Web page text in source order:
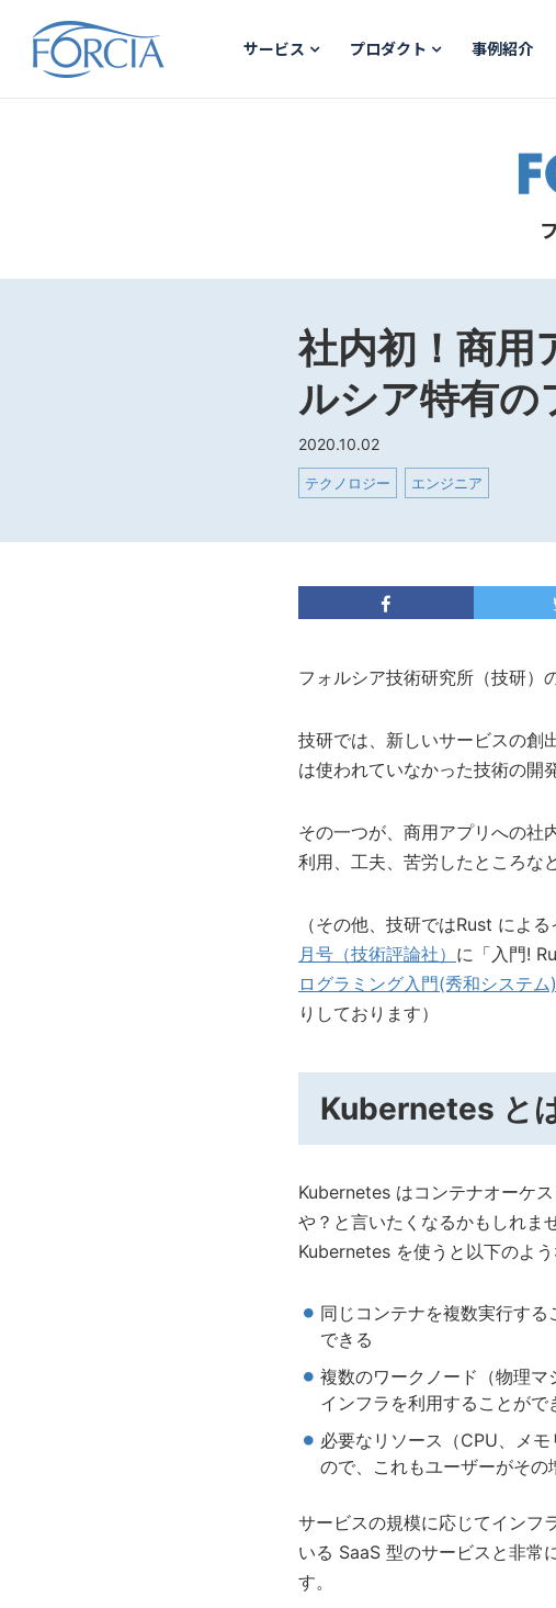
サービス プロダクト 事例紹介
社内初！商
ルシア特有の
2020.10.02
テクノロジー エンジニア
フォルシア技術研究所（技研）
技研では、新しいサービスの創
は使われていなかった技術の開
その一つが、商用アプリへの
利用、工夫、苦労したところな
（その他、技研ではRust によ
月号（技術評論社） に「入門!
ログラミング入門(秀和システム)
りしております）
Kubernetes と
Kubernetes はコンテナオーケ
や？と言いたくなるかもしれま
Kubernetes を使うと以下のよう
同じコンテナを複数実行す
できる
複数のワークノード（物理マ
インフラを利用することがで
必要なリソース（CPU、メ
ので、これもユーザーがその
サービスの規模に応じてインフ
いる SaaS 型のサービスと非常
す。